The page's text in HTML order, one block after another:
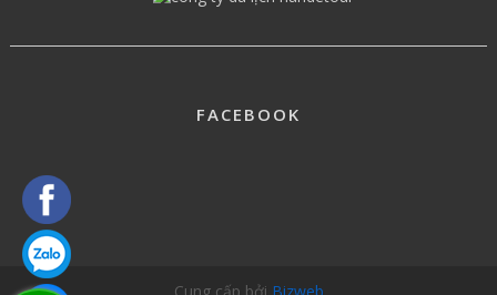
FACEBOOK
Cung cấp bởi Bizweb